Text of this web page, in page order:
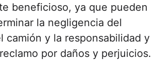
beneficioso, ya que pueden
la negligencia del
camión y la responsabilidad y
por daños y perjuicios.